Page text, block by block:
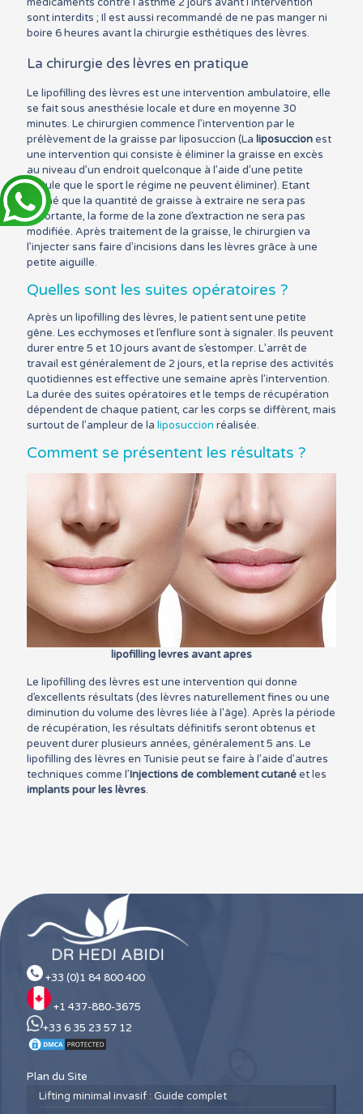
médicaments contre l'asthme 2 jours avant l’intervention
sont interdits ; Il est aussi recommandé de ne pas manger ni
boire 6 heures avant la chirurgie esthétiques des lèvres.
La chirurgie des lèvres en pratique
Le lipofilling des lèvres est une intervention ambulatoire, elle
se fait sous anesthésie locale et dure en moyenne 30
minutes. Le chirurgien commence l’intervention par le
prélèvement de la graisse par liposuccion (La liposuccionest
une intervention qui consiste è éliminer la graisse en excès
au niveau d’un endroit quelconque à l’aide d’une petite
canule que le sport le régime ne peuvent éliminer). Etant
donné que la quantité de graisse à extraire ne sera pas
importante, la forme de la zone d’extraction ne sera pas
modifiée. Après traitement de la graisse, le chirurgien va
l’injecter sans faire d’incisions dans les lèvres grâce à une
petite aiguille.
Quelles sont les suites opératoires ?
Après un lipofilling des lèvres, le patient sent une petite
gêne. Les ecchymoses et l’enflure sont à signaler. Ils peuvent
durer entre 5 et 10 jours avant de s’estomper. L’arrêt de
travail est généralement de 2 jours, et la reprise des activités
quotidiennes est effective une semaine après l’intervention.
La durée des suites opératoires et le temps de récupération
dépendent de chaque patient, car les corps se diffèrent, mais
surtout de l’ampleur de la liposuccion réalisée.
Comment se présentent les résultats ?
lipofilling levres avant apres
Le lipofilling des lèvres est une intervention qui donne
d’excellents résultats (des lèvres naturellement fines ou une
diminution du volume des lèvres liée à l'âge). Après la période
de récupération, les résultats définitifs seront obtenus et
peuvent durer plusieurs années, généralement 5 ans. Le
lipofilling des lèvres en Tunisie peut se faire à l’aide d’autres
techniques comme l’Injections de comblement cutanéet les
implants pour les lèvres.
+33 (0)1 84 800 400
+1 437-880-3675
+33 6 35 23 57 12
Plan du Site
Lifting minimal invasif : Guide complet